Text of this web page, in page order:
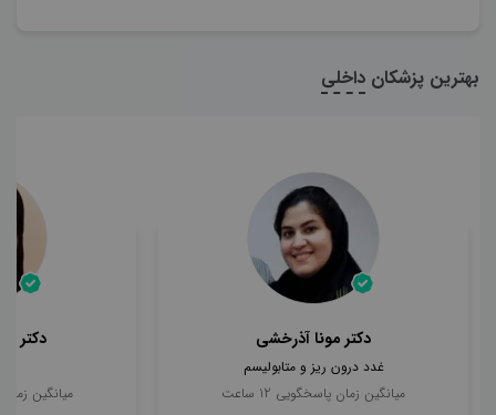
بهترین پزشکان داخلی
دکتر مونا آذرخشی
غدد درون ریز و متابولیسم
میانگین زمان پاسخگویی 12 ساعت
دکتر
میانگین